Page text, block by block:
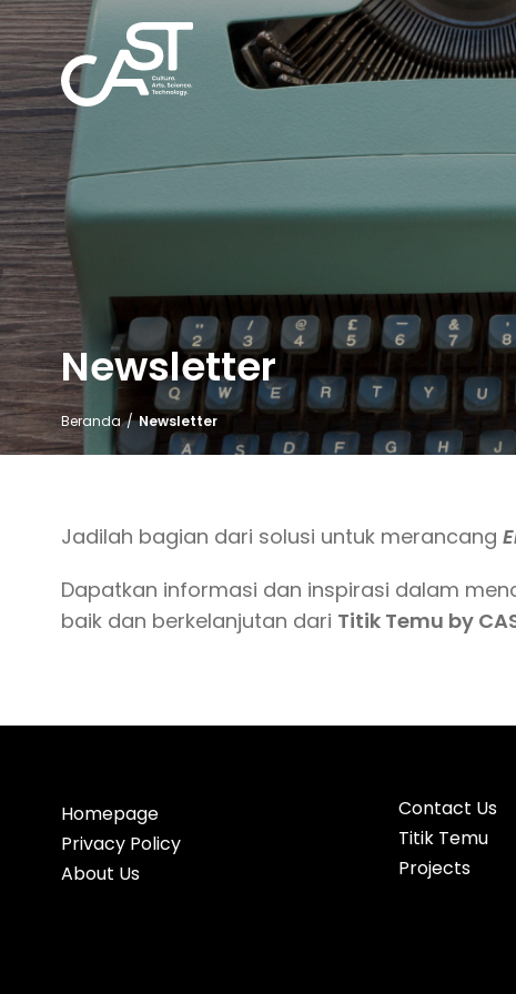
Newsletter
Beranda / Newsletter
Jadilah bagian dari solusi untuk merancang
Dapatkan informasi dan inspirasi dalam
baik dan berkelanjutan dari Titik Temu by
Homepage
Privacy Policy
About Us
Contact Us
Titik Temu
Projects